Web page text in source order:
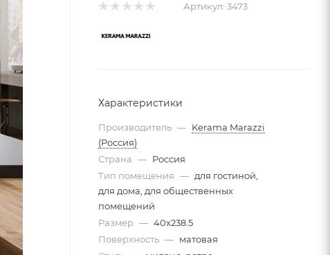
Артикул: 3473
Характеристики
Производитель — Kerama Marazzi
(Россия)
Страна — Россия
Тип помещения — для гостиной,
для дома, для общественных
помещений
Размер — 40x238.5
Поверхность — матовая